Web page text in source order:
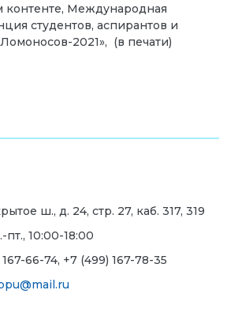
Международная
студентов, аспирантов и
2021», (в печати)
ш., д. 24, стр. 27, каб. 317, 319
пт., 10:00-18:00
66-74, +7 (499) 167-78-35